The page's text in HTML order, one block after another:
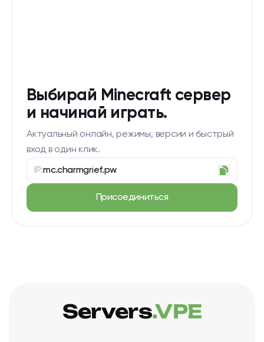
Выбирай Minecraft сервер
и начинай играть.
Актуальный онлайн, режимы, версии и быстрый
вход в один клик.
IP:mc.charmgrief.pw
Присоединиться
Servers.VPE